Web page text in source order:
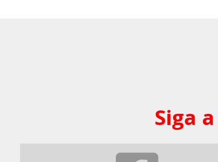
Siga